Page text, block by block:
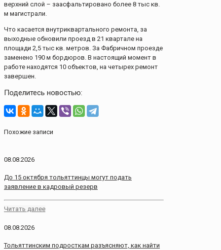
верхний слой – заасфальтировано более 8 тыс кв.
м магистрали.
Что касается внутриквартального ремонта, за
выходные обновили проезд в 21 квартале на
площади 2,5 тыс кв. метров. За Фабричном проезде
заменено 190 м бордюров. В настоящий момент в
работе находятся 10 объектов, на четырех ремонт
завершен.
Поделитесь новостью:
Похожие записи
08.08.2026
До 15 октября тольяттинцы могут подать
заявление в кадровый резерв
Читать далее
08.08.2026
Тольяттинским подросткам разъясняют, как найти